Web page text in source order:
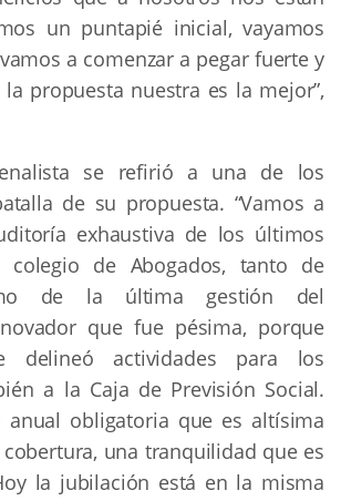
un puntapié inicial, vayamos
a comenzar a pegar fuerte y
propuesta nuestra es la mejor”,
se refirió a una de los
de su propuesta. “Vamos a
exhaustiva de los últimos
de Abogados, tanto de
de la última gestión del
que fue pésima, porque
delineó actividades para los
a la Caja de Previsión Social.
anual obligatoria que es altísima
una tranquilidad que es
la jubilación está en la misma